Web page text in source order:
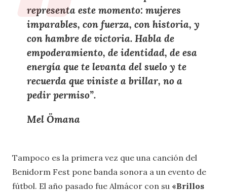
representa este momento: mujeres
imparables, con fuerza, con historia, y
con hambre de victoria. Habla de
empoderamiento, de identidad, de esa
energía que te levanta del suelo y te
recuerda que viniste a brillar, no a
pedir permiso”.
Mel Ömana
Tampoco es la primera vez que una canción del
Benidorm Fest pone banda sonora a un evento de
fútbol. El año pasado fue Almácor con su «Brillos